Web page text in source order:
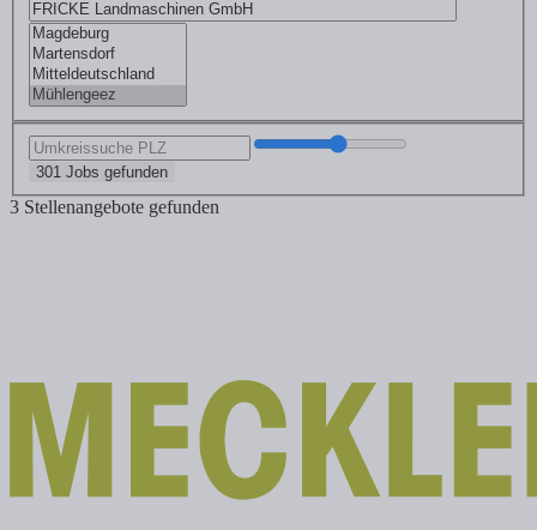
301 Jobs gefunden
3 Stellenangebote gefunden